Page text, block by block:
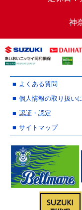
神
よくある質問
個人情報の取り扱い
認証・認定
サイトマップ